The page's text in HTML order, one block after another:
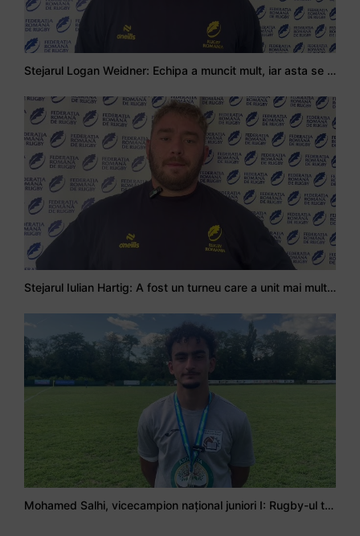
Stejarul Logan Weidner: Echipa a muncit mult, iar asta se va vedea în meciurile de la Nations Cup
Stejarul Iulian Hartig: A fost un turneu care a unit mai mult echipa
Mohamed Salhi, vicecampion național juniori I: Rugby-ul te învață să accepți și înfrângerile